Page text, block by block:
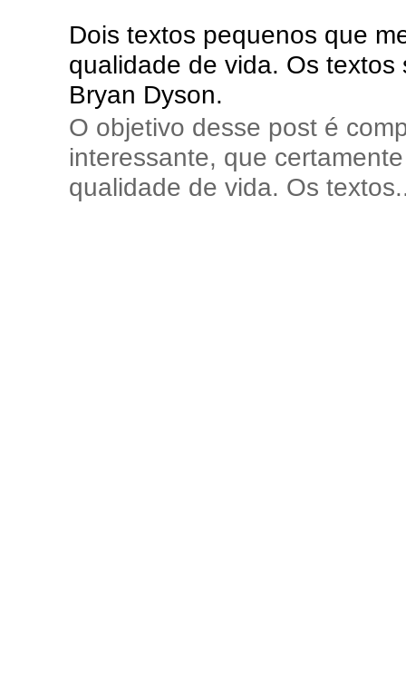
Dois textos pequenos que
qualidade de vida. Os
Bryan Dyson.
O objetivo desse post é
interessante, que
qualidade de vida. Os